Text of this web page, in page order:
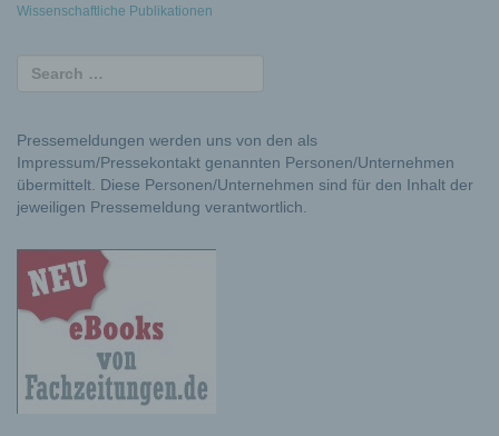
Wissenschaftliche Publikationen
Pressemeldungen werden uns von den als
Impressum/Pressekontakt genannten Personen/Unternehmen
übermittelt. Diese Personen/Unternehmen sind für den Inhalt der
jeweiligen Pressemeldung verantwortlich.